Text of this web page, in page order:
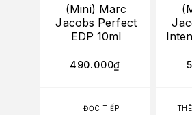
ĐỌC TIẾP
(Mini) Marc
Jacobs Perfect
EDP 10ml
490.000₫